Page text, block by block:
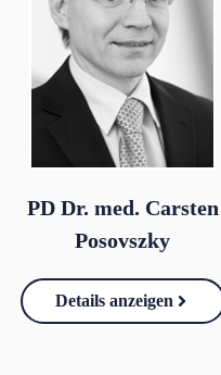
PD Dr. med. Carsten
Posovszky
Details anzeigen